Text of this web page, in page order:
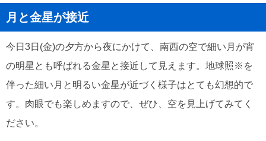
月と金星が接近
今日3日(金)の夕方から夜にかけて、南西の空で細い月が宵
の明星とも呼ばれる金星と接近して見えます。地球照※を
伴った細い月と明るい金星が近づく様子はとても幻想的で
す。肉眼でも楽しめますので、ぜひ、空を見上げてみてく
ださい。